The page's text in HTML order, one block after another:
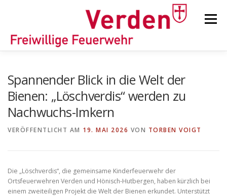
Menü
ORTSFEUERWEHREN
TIPPS/TRICKS
Spannender Blick in die Welt der
Bienen: „Löschverdis“ werden zu
Nachwuchs-Imkern
VERÖFFENTLICHT AM 19. MAI 2026 VON TORBEN VOIGT
Die „Löschverdis“, die gemeinsame Kinderfeuerwehr der
Ortsfeuerwehren Verden und Hönisch-Hutbergen, haben kürzlich bei
einem zweiteiligen Projekt die Welt der Bienen erkundet. Unterstützt